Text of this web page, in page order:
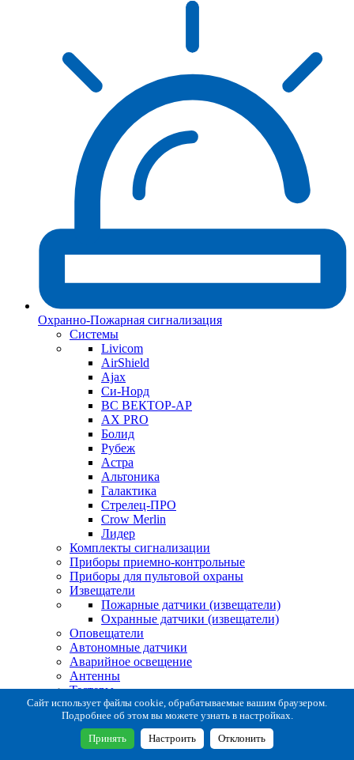
Охранно-Пожарная сигнализация
Системы
Livicom
AirShield
Ajax
Си-Норд
ВС ВЕКТОР-АР
AX PRO
Болид
Рубеж
Астра
Альтоника
Галактика
Стрелец-ПРО
Crow Merlin
Лидер
Комплекты сигнализации
Приборы приемно-контрольные
Приборы для пультовой охраны
Извещатели
Пожарные датчики (извещатели)
Охранные датчики (извещатели)
Оповещатели
Автономные датчики
Аварийное освещение
Антенны
Тестеры
Система сбора извещений
Расходные и монтажные материалы
Коробки коммутационные
Кронштейны для извещателей
Сайт использует файлы cookie, обрабатываемые вашим браузером.
Подробнее об этом вы можете узнать в настройках.
Принять Настроить Отклонить